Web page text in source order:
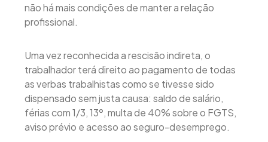
não há mais condições de manter a relação
profissional.
Uma vez reconhecida a rescisão indireta, o
trabalhador terá direito ao pagamento de todas
as verbas trabalhistas como se tivesse sido
dispensado sem justa causa: saldo de salário,
férias com 1/3, 13º, multa de 40% sobre o FGTS,
aviso prévio e acesso ao seguro-desemprego.